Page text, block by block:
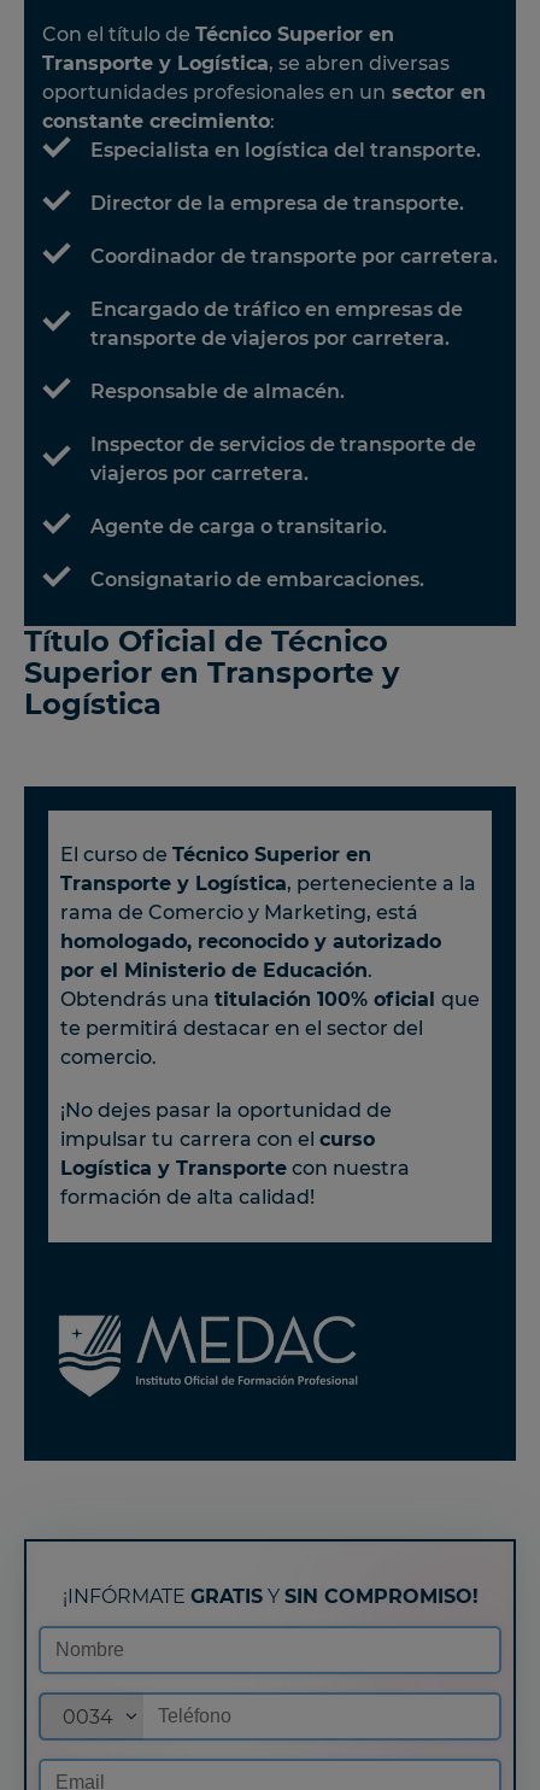
Con el título de Técnico Superior en
Transporte y Logística, se abren diversas
oportunidades profesionales en un sector en
constante crecimiento:
Especialista en logística del transporte.
Director de la empresa de transporte.
Coordinador de transporte por carretera.
Encargado de tráfico en empresas de
transporte de viajeros por carretera.
Responsable de almacén.
Inspector de servicios de transporte de
viajeros por carretera.
Agente de carga o transitario.
Consignatario de embarcaciones.
Título Oficial de Técnico
Superior en Transporte y
Logística
El curso de Técnico Superior en
Transporte y Logística, perteneciente a la
rama de Comercio y Marketing, está
homologado, reconocido y autorizado
por el Ministerio de Educación.
Obtendrás una titulación 100% oficial que
te permitirá destacar en el sector del
comercio.
¡No dejes pasar la oportunidad de
impulsar tu carrera con el curso
Logística y Transporte con nuestra
formación de alta calidad!
¡INFÓRMATE GRATISY SIN COMPROMISO!
0034